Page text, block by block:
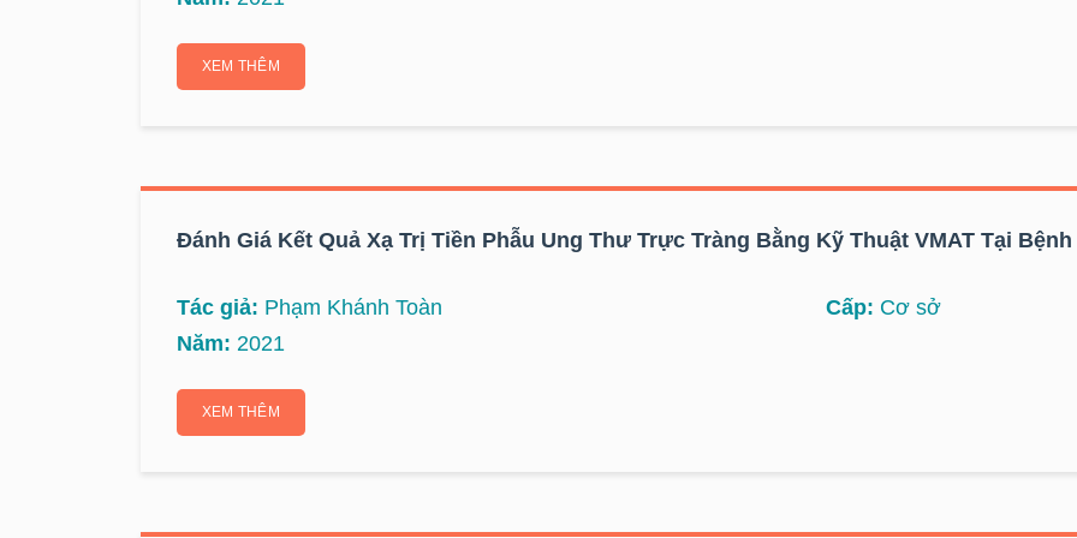
XEM THÊM
Đánh Giá Kết Quả Xạ Trị Tiền Phẫu Ung Thư Trực Tràng Bằng Kỹ Thuật VMAT Tại
Tác giả: Phạm Khánh Toàn Cấp: Cơ sở
Năm: 2021
XEM THÊM